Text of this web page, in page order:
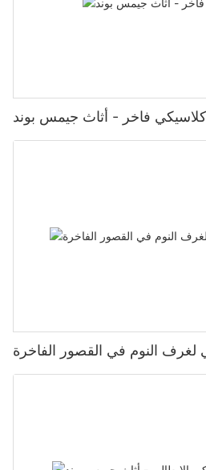
فاخر - أثاث جيمس بوند
لغرف النوم في القصور الفاخرة